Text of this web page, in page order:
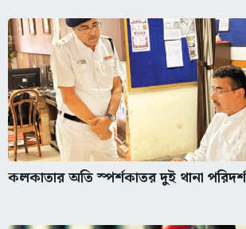
কলকাতার অতি স্পর্শকাতর দুই থানা